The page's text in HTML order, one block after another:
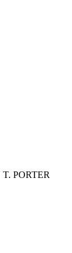
PORTER